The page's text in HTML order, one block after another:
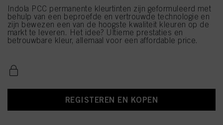
Indola PCC permanente kleurtinten zijn geformuleerd met
behulp van een beproefde en vertrouwde technologie en
zijn bewezen een van de hoogste kwaliteit kleuren op de
markt te leveren. Het idee? Ultieme prestaties en
betrouwbare kleur, allemaal voor een affordable price.
REGISTEREN EN KOPEN